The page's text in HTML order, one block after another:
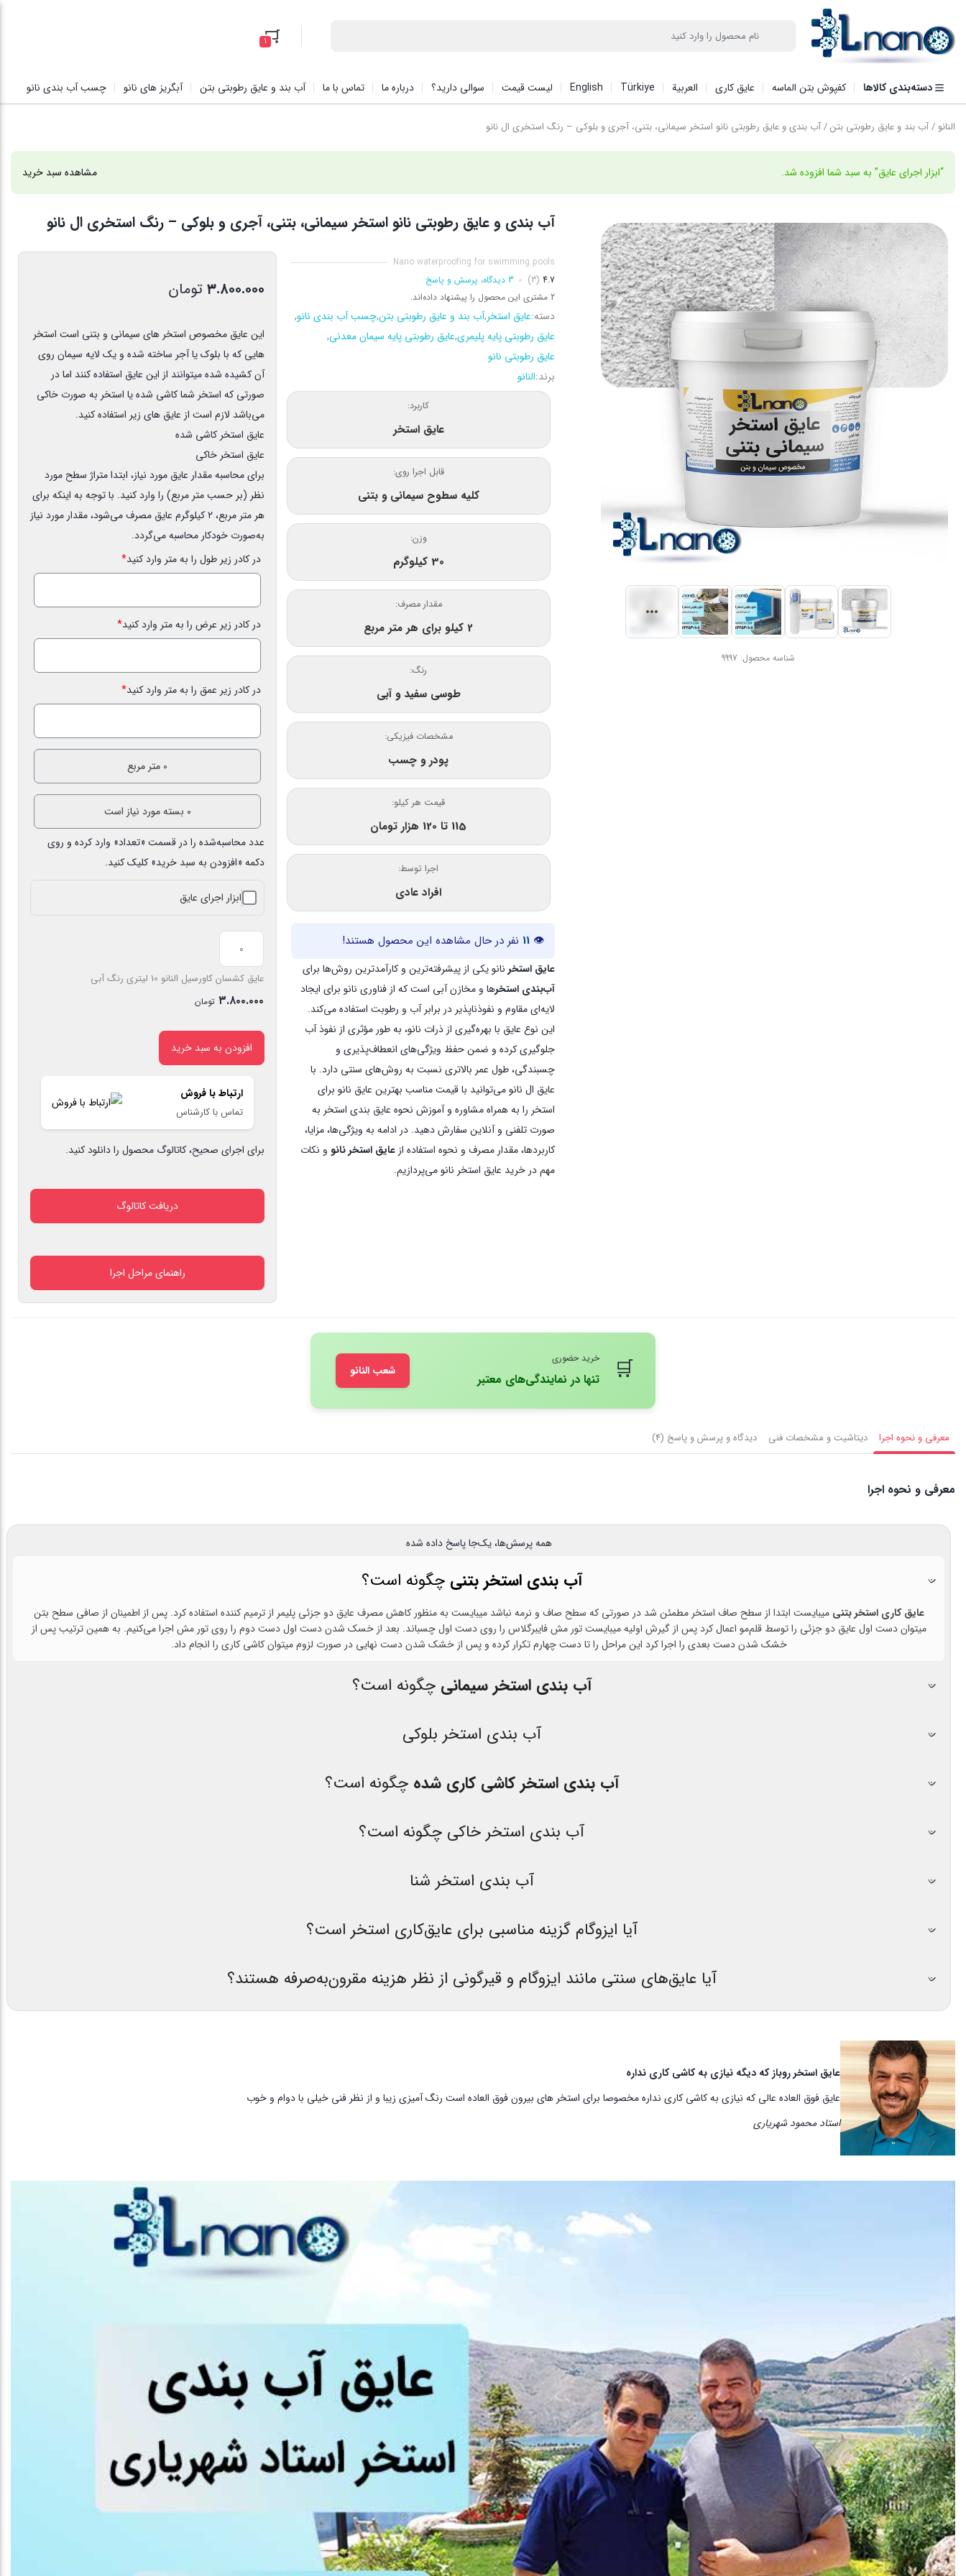
1
دسته‌بندی کالاها کفپوش بتن الماسه عایق کاری العربیة Türkiye
English لیست قیمت سوالی دارید؟ درباره ما تماس با ما آب بند و عایق رطوبتی بتن آبگریز های نانو چسب آب بندی نانو
النانو /آب بند و عایق رطوبتی بتن/ آب بندی و عایق رطوبتی نانو استخر سیمانی، بتنی، آجری و بلوکی – رنگ استخری ال نانو
“ابزار اجرای عایق” به سبد شما افزوده شد. مشاهده سبد خرید
شناسه محصول: 9997
آب بندی و عایق رطوبتی نانو استخر سیمانی، بتنی، آجری و بلوکی – رنگ استخری ال نانو
Nano waterproofing for swimming pools
4.7
(3)
3 دیدگاه، پرسش و پاسخ
2 مشتری این محصول را پیشنهاد داده‌اند.
دسته:عایق استخر,آب بند و عایق رطوبتی بتن,چسب آب بندی نانو,
عایق رطوبتی پایه پلیمری,عایق رطوبتی پایه سیمان معدنی,
عایق رطوبتی نانو
برند:النانو
کاربرد:
عایق استخر
قابل اجرا روی:
کلیه سطوح سیمانی و بتنی
وزن:
30 کیلوگرم
مقدار مصرف:
2 کیلو برای هر متر مربع
رنگ:
طوسی سفید و آبی
مشخصات فیزیکی:
پودر و چسب
قیمت هر کیلو:
115 تا 120 هزار تومان
اجرا توسط:
افراد عادی
👁
11 نفر در حال مشاهده این محصول هستند!
عایق استخر نانو یکی از پیشرفته‌ترین و کارآمدترین روش‌ها برای
آب‌بندی استخرها و مخازن آبی است که از فناوری نانو برای ایجاد
لایه‌ای مقاوم و نفوذناپذیر در برابر آب و رطوبت استفاده می‌کند.
این نوع عایق با بهره‌گیری از ذرات نانو، به طور مؤثری از نفوذ آب
جلوگیری کرده و ضمن حفظ ویژگی‌های انعطاف‌پذیری و
چسبندگی، طول عمر بالاتری نسبت به روش‌های سنتی دارد. با
عایق ال نانو می‌توانید با قیمت مناسب بهترین عایق نانو برای
استخر را به همراه مشاوره و آموزش نحوه عایق بندی استخر به
صورت تلفنی و آنلاین سفارش دهید. در ادامه به ویژگی‌ها، مزایا،
کاربردها، مقدار مصرف و نحوه استفاده ازعایق استخر نانو و نکات
مهم در خرید عایق استخر نانو می‌پردازیم.
۳.۸۰۰.۰۰۰ تومان
این عایق مخصوص استخر های سیمانی و بتنی است استخر
هایی که با بلوک یا آجر ساخته شده و یک لایه سیمان روی
آن کشیده شده میتوانند از این عایق استفاده کنند اما در
صورتی که استخر شما کاشی شده یا استخر به صورت خاکی
می‌باشد لازم است از عایق های زیر استفاده کنید.
عایق استخر کاشی شده
عایق استخر خاکی
برای محاسبه مقدار عایق مورد نیاز، ابتدا متراژ سطح مورد
نظر (بر حسب متر مربع) را وارد کنید. با توجه به اینکه برای
هر متر مربع، ۲ کیلوگرم عایق مصرف می‌شود، مقدار مورد نیاز
به‌صورت خودکار محاسبه می‌گردد.
در کادر زیر طول را به متر وارد کنید*
در کادر زیر عرض را به متر وارد کنید*
در کادر زیر عمق را به متر وارد کنید*
عدد محاسبه‌شده را در قسمت «تعداد» وارد کرده و روی
دکمه «افزودن به سبد خرید» کلیک کنید.
ابزار اجرای عایق
کشسان
کاورسیل
10
لیتری
عایق کشسان کاورسیل النانو 10 لیتری رنگ آبی
۳.۸۰۰.۰۰۰ تومان
افزودن به سبد خرید
ارتباط با فروش
تماس با کارشناس
برای اجرای صحیح، کاتالوگ محصول را دانلود کنید.
دریافت کاتالوگ
راهنمای مراحل اجرا
شعب النانو
خرید حضوری
تنها در نمایندگی‌های معتبر 🛒
معرفی و نحوه اجرا دیتاشیت و مشخصات فنی دیدگاه و پرسش و پاسخ (4)
معرفی و نحوه اجرا
همه پرسش‌ها، یک‌جا پاسخ داده شده
آب بندی استخر بتنی چگونه است؟
عایق کاری استخر بتنی میبایست ابتدا از سطح صاف استخر مطمئن شد در صورتی که سطح صاف و نرمه نباشد میبایست به منظور کاهش مصرف عایق دو جزئی پلیمر از ترمیم کننده استفاده کرد. پس از اطمینان از صافی سطح بتن
میتوان دست اول عایق دو جزئی را توسط قلم‌مو اعمال کرد پس از گیرش اولیه میبایست تور مش فایبرگلاس را روی دست اول چسباند. بعد از خسک شدن دست اول دست دوم را روی تور مش اجرا می‌کنیم. به همین ترتیب پس از
خشک شدن دست بعدی را اجرا کرد این مراحل را تا دست چهارم تکرار کرده و پس از خشک شدن دست نهایی در صورت لزوم میتوان کاشی کاری را انجام داد.
آب بندی استخر سیمانی چگونه است؟
آب بندی استخر بلوکی
آب بندی استخر کاشی کاری شده چگونه است؟
آب بندی استخر خاکی چگونه است؟
آب بندی استخر شنا
آیا ایزوگام گزینه مناسبی برای عایق‌کاری استخر است؟
آیا عایق‌های سنتی مانند ایزوگام و قیرگونی از نظر هزینه مقرون‌به‌صرفه هستند؟
عایق استخر روباز که دیگه نیازی به کاشی کاری نداره
عایق فوق العاده عالی که نیازی به کاشی کاری نداره مخصوصا برای استخر های بیرون فوق العاده است رنگ آمیزی زیبا و از نظر فنی خیلی با دوام و خوب
استاد محمود شهریاری